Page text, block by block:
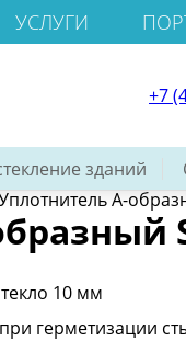
УСЛУГИ
+7
зданий
А-
10 мм
герметизации